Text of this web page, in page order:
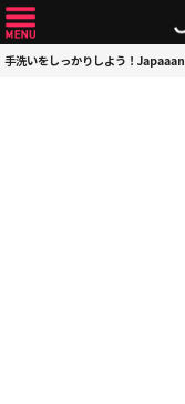
手洗いをしっかりしよう！Japaaan